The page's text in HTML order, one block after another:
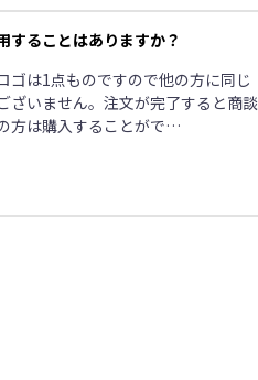
することはありますか？
ゴは1点ものですので他の方に同じ
ざいません。注文が完了すると商談
方は購入することがで…